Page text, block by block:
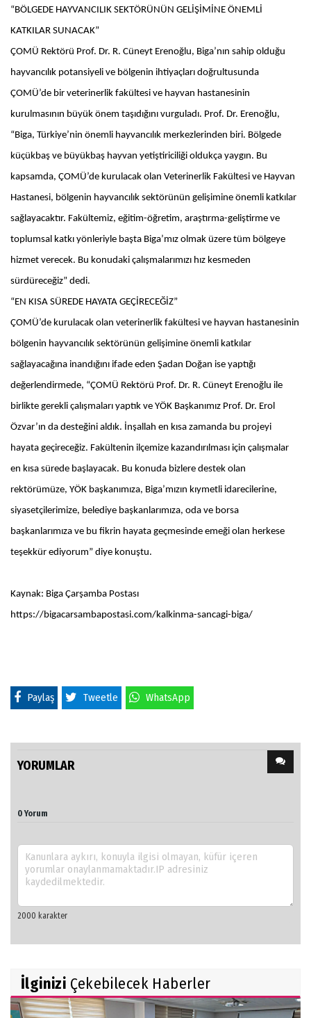
“BÖLGEDE HAYVANCILIK SEKTÖRÜNÜN GELİŞİMİNE ÖNEMLİ
KATKILAR SUNACAK”
ÇOMÜ Rektörü Prof. Dr. R. Cüneyt Erenoğlu, Biga’nın sahip olduğu
hayvancılık potansiyeli ve bölgenin ihtiyaçları doğrultusunda
ÇOMÜ’de bir veterinerlik fakültesi ve hayvan hastanesinin
kurulmasının büyük önem taşıdığını vurguladı. Prof. Dr. Erenoğlu,
“Biga, Türkiye’nin önemli hayvancılık merkezlerinden biri. Bölgede
küçükbaş ve büyükbaş hayvan yetiştiriciliği oldukça yaygın. Bu
kapsamda, ÇOMÜ’de kurulacak olan Veterinerlik Fakültesi ve Hayvan
Hastanesi, bölgenin hayvancılık sektörünün gelişimine önemli katkılar
sağlayacaktır. Fakültemiz, eğitim-öğretim, araştırma-geliştirme ve
toplumsal katkı yönleriyle başta Biga’mız olmak üzere tüm bölgeye
hizmet verecek. Bu konudaki çalışmalarımızı hız kesmeden
sürdüreceğiz” dedi.
“EN KISA SÜREDE HAYATA GEÇİRECEĞİZ”
ÇOMÜ’de kurulacak olan veterinerlik fakültesi ve hayvan hastanesinin
bölgenin hayvancılık sektörünün gelişimine önemli katkılar
sağlayacağına inandığını ifade eden Şadan Doğan ise yaptığı
değerlendirmede, “ÇOMÜ Rektörü Prof. Dr. R. Cüneyt Erenoğlu ile
birlikte gerekli çalışmaları yaptık ve YÖK Başkanımız Prof. Dr. Erol
Özvar’ın da desteğini aldık. İnşallah en kısa zamanda bu projeyi
hayata geçireceğiz. Fakültenin ilçemize kazandırılması için çalışmalar
en kısa sürede başlayacak. Bu konuda bizlere destek olan
rektörümüze, YÖK başkanımıza, Biga’mızın kıymetli idarecilerine,
siyasetçilerimize, belediye başkanlarımıza, oda ve borsa
başkanlarımıza ve bu fikrin hayata geçmesinde emeği olan herkese
teşekkür ediyorum” diye konuştu.
Kaynak: Biga Çarşamba Postası
https://bigacarsambapostasi.com/kalkinma-sancagi-biga/
Paylaş Tweetle WhatsApp
YORUMLAR
0 Yorum
İlginizi Çekebilecek Haberler